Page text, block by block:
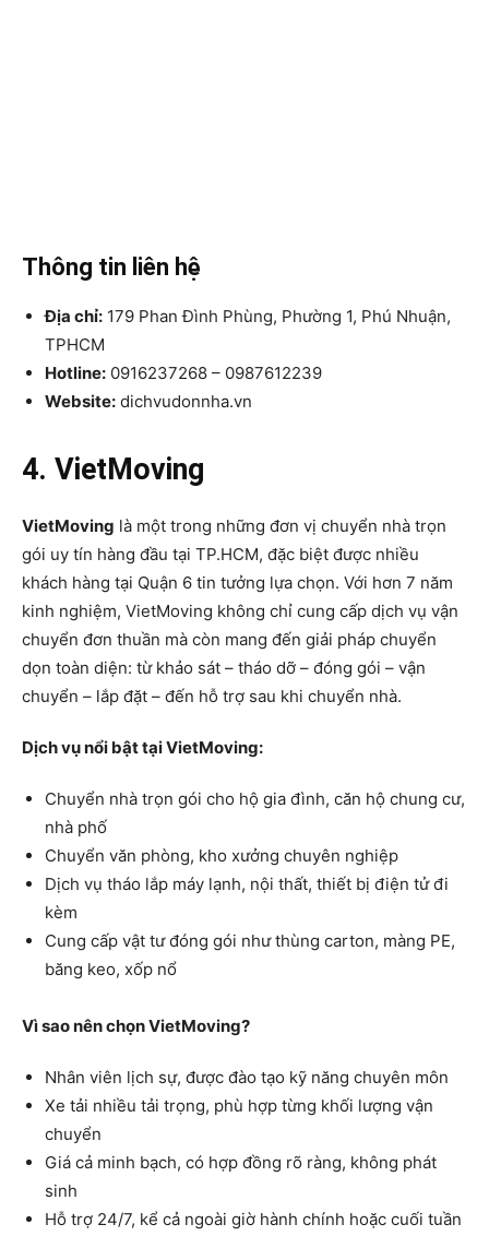
Thông tin liên hệ
Địa chỉ: 179 Phan Đình Phùng, Phường 1, Phú Nhuận,
TPHCM
Hotline: 0916237268 – 0987612239
Website: dichvudonnha.vn
4. VietMoving
VietMoving là một trong những đơn vị chuyển nhà trọn
gói uy tín hàng đầu tại TP.HCM, đặc biệt được nhiều
khách hàng tại Quận 6 tin tưởng lựa chọn. Với hơn 7 năm
kinh nghiệm, VietMoving không chỉ cung cấp dịch vụ vận
chuyển đơn thuần mà còn mang đến giải pháp chuyển
dọn toàn diện: từ khảo sát – tháo dỡ – đóng gói – vận
chuyển – lắp đặt – đến hỗ trợ sau khi chuyển nhà.
Dịch vụ nổi bật tại VietMoving:
Chuyển nhà trọn gói cho hộ gia đình, căn hộ chung cư,
nhà phố
Chuyển văn phòng, kho xưởng chuyên nghiệp
Dịch vụ tháo lắp máy lạnh, nội thất, thiết bị điện tử đi
kèm
Cung cấp vật tư đóng gói như thùng carton, màng PE,
băng keo, xốp nổ
Vì sao nên chọn VietMoving?
Nhân viên lịch sự, được đào tạo kỹ năng chuyên môn
Xe tải nhiều tải trọng, phù hợp từng khối lượng vận
chuyển
Giá cả minh bạch, có hợp đồng rõ ràng, không phát
sinh
Hỗ trợ 24/7, kể cả ngoài giờ hành chính hoặc cuối tuần